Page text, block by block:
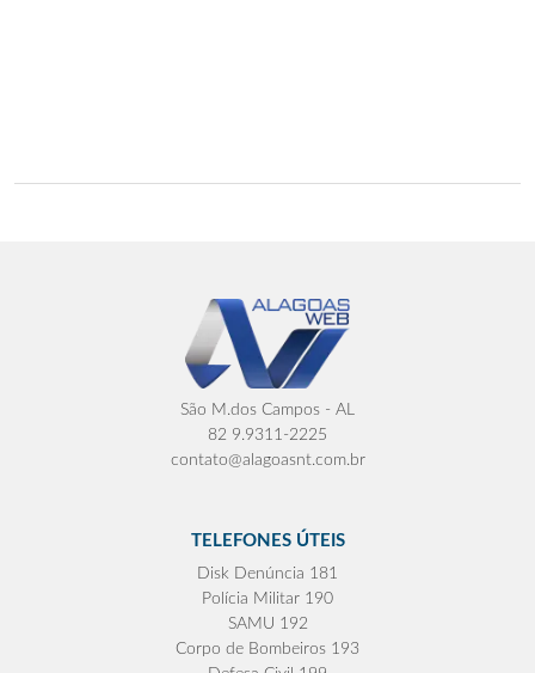
São M.dos Campos - AL
82 9.9311-2225
contato@alagoasnt.com.br
TELEFONES ÚTEIS
Disk Denúncia 181
Polícia Militar 190
SAMU 192
Corpo de Bombeiros 193